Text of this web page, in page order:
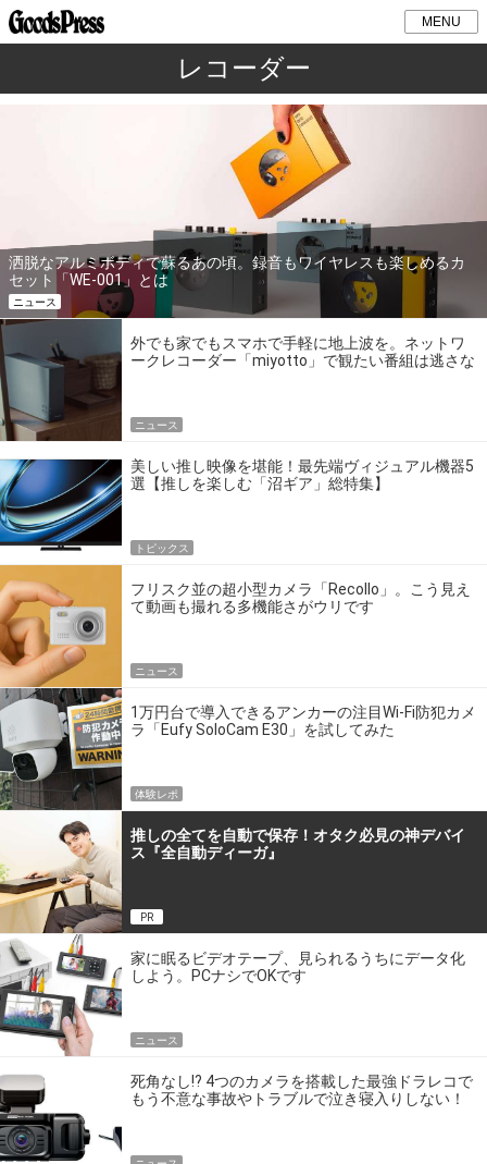
MENU
レコーダー
洒脱なアルミボディで蘇るあの頃。録音もワイヤレスも楽しめるカ
セット「WE-001」とは
ニュース
外でも家でもスマホで手軽に地上波を。ネットワ
ークレコーダー「miyotto」で観たい番組は逃さな
ニュース
美しい推し映像を堪能！最先端ヴィジュアル機器5
選【推しを楽しむ「沼ギア」総特集】
トピックス
フリスク並の超小型カメラ「Recollo」。こう見え
て動画も撮れる多機能さがウリです
ニュース
1万円台で導入できるアンカーの注目Wi-Fi防犯カメ
ラ「Eufy SoloCam E30」を試してみた
体験レポ
推しの全てを自動で保存！オタク必見の神デバイ
ス『全自動ディーガ』
PR
家に眠るビデオテープ、見られるうちにデータ化
しよう。PCナシでOKです
ニュース
死角なし!? 4つのカメラを搭載した最強ドラレコで
もう不意な事故やトラブルで泣き寝入りしない！